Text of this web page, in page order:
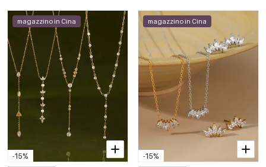
-15%
magazzino in Cina
-15%
magazzino in Cina